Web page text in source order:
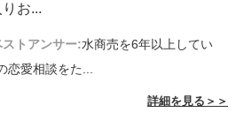
お...
ストアンサー:水商売を6年以上してい
恋愛相談をた...
詳細を見る＞＞